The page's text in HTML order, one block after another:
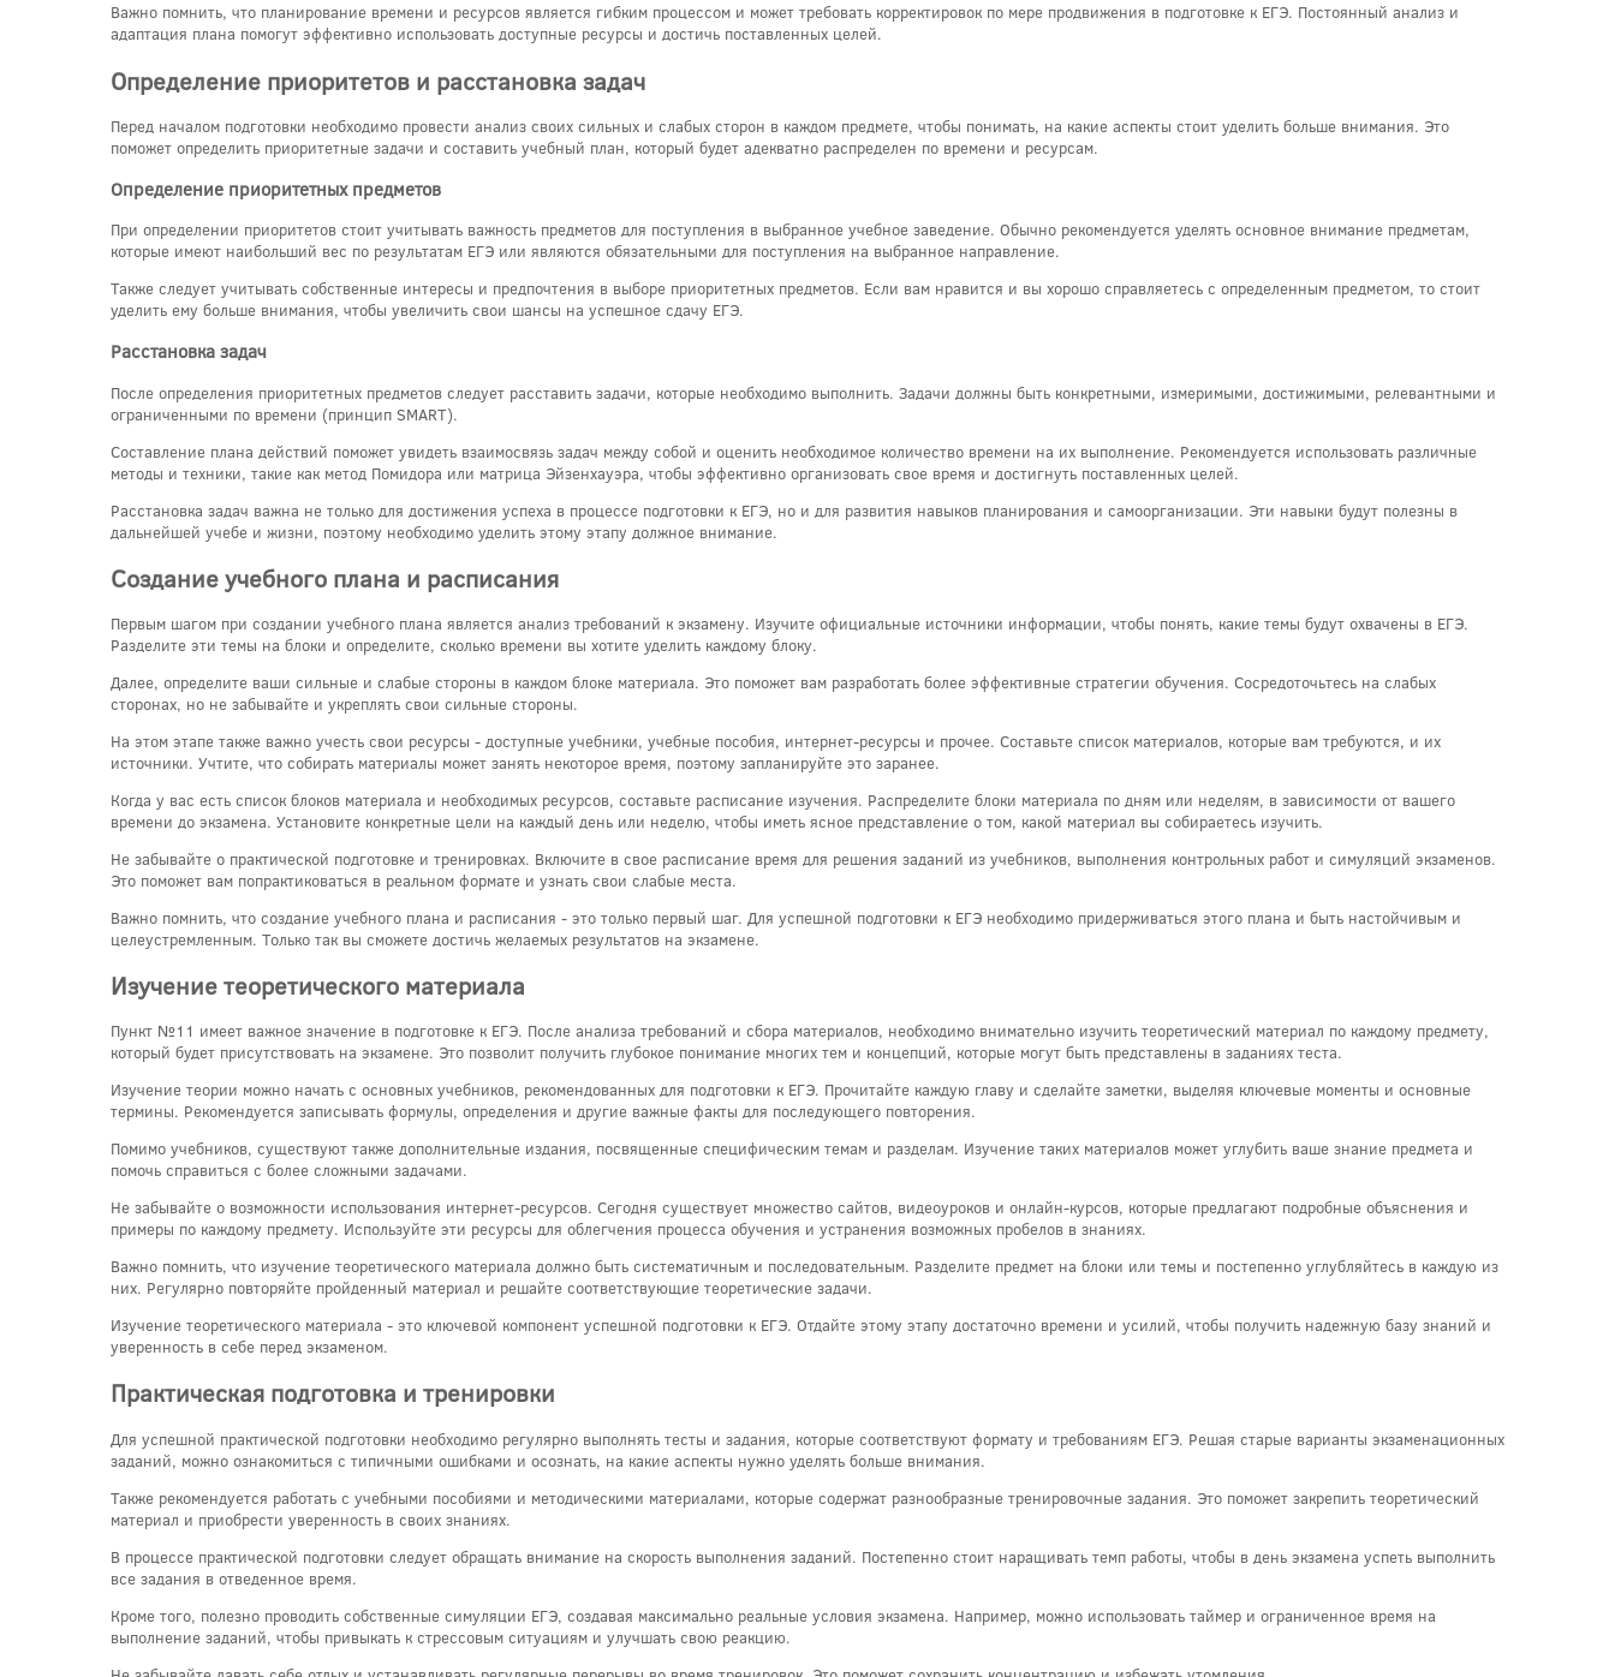
Важно помнить, что планирование времени и ресурсов является гибким процессом и может требовать корректировок по мере продвижения в подготовке к ЕГЭ. Постоянный анализ и
адаптация плана помогут эффективно использовать доступные ресурсы и достичь поставленных целей.
Определение приоритетов и расстановка задач
Перед началом подготовки необходимо провести анализ своих сильных и слабых сторон в каждом предмете, чтобы понимать, на какие аспекты стоит уделить больше внимания. Это
поможет определить приоритетные задачи и составить учебный план, который будет адекватно распределен по времени и ресурсам.
Определение приоритетных предметов
При определении приоритетов стоит учитывать важность предметов для поступления в выбранное учебное заведение. Обычно рекомендуется уделять основное внимание предметам,
которые имеют наибольший вес по результатам ЕГЭ или являются обязательными для поступления на выбранное направление.
Также следует учитывать собственные интересы и предпочтения в выборе приоритетных предметов. Если вам нравится и вы хорошо справляетесь с определенным предметом, то стоит
уделить ему больше внимания, чтобы увеличить свои шансы на успешное сдачу ЕГЭ.
Расстановка задач
После определения приоритетных предметов следует расставить задачи, которые необходимо выполнить. Задачи должны быть конкретными, измеримыми, достижимыми, релевантными и
ограниченными по времени (принцип SMART).
Составление плана действий поможет увидеть взаимосвязь задач между собой и оценить необходимое количество времени на их выполнение. Рекомендуется использовать различные
методы и техники, такие как метод Помидора или матрица Эйзенхауэра, чтобы эффективно организовать свое время и достигнуть поставленных целей.
Расстановка задач важна не только для достижения успеха в процессе подготовки к ЕГЭ, но и для развития навыков планирования и самоорганизации. Эти навыки будут полезны в
дальнейшей учебе и жизни, поэтому необходимо уделить этому этапу должное внимание.
Создание учебного плана и расписания
Первым шагом при создании учебного плана является анализ требований к экзамену. Изучите официальные источники информации, чтобы понять, какие темы будут охвачены в ЕГЭ.
Разделите эти темы на блоки и определите, сколько времени вы хотите уделить каждому блоку.
Далее, определите ваши сильные и слабые стороны в каждом блоке материала. Это поможет вам разработать более эффективные стратегии обучения. Сосредоточьтесь на слабых
сторонах, но не забывайте и укреплять свои сильные стороны.
На этом этапе также важно учесть свои ресурсы - доступные учебники, учебные пособия, интернет-ресурсы и прочее. Составьте список материалов, которые вам требуются, и их
источники. Учтите, что собирать материалы может занять некоторое время, поэтому запланируйте это заранее.
Когда у вас есть список блоков материала и необходимых ресурсов, составьте расписание изучения. Распределите блоки материала по дням или неделям, в зависимости от вашего
времени до экзамена. Установите конкретные цели на каждый день или неделю, чтобы иметь ясное представление о том, какой материал вы собираетесь изучить.
Не забывайте о практической подготовке и тренировках. Включите в свое расписание время для решения заданий из учебников, выполнения контрольных работ и симуляций экзаменов.
Это поможет вам попрактиковаться в реальном формате и узнать свои слабые места.
Важно помнить, что создание учебного плана и расписания - это только первый шаг. Для успешной подготовки к ЕГЭ необходимо придерживаться этого плана и быть настойчивым и
целеустремленным. Только так вы сможете достичь желаемых результатов на экзамене.
Изучение теоретического материала
Пункт №11 имеет важное значение в подготовке к ЕГЭ. После анализа требований и сбора материалов, необходимо внимательно изучить теоретический материал по каждому предмету,
который будет присутствовать на экзамене. Это позволит получить глубокое понимание многих тем и концепций, которые могут быть представлены в заданиях теста.
Изучение теории можно начать с основных учебников, рекомендованных для подготовки к ЕГЭ. Прочитайте каждую главу и сделайте заметки, выделяя ключевые моменты и основные
термины. Рекомендуется записывать формулы, определения и другие важные факты для последующего повторения.
Помимо учебников, существуют также дополнительные издания, посвященные специфическим темам и разделам. Изучение таких материалов может углубить ваше знание предмета и
помочь справиться с более сложными задачами.
Не забывайте о возможности использования интернет-ресурсов. Сегодня существует множество сайтов, видеоуроков и онлайн-курсов, которые предлагают подробные объяснения и
примеры по каждому предмету. Используйте эти ресурсы для облегчения процесса обучения и устранения возможных пробелов в знаниях.
Важно помнить, что изучение теоретического материала должно быть систематичным и последовательным. Разделите предмет на блоки или темы и постепенно углубляйтесь в каждую из
них. Регулярно повторяйте пройденный материал и решайте соответствующие теоретические задачи.
Изучение теоретического материала - это ключевой компонент успешной подготовки к ЕГЭ. Отдайте этому этапу достаточно времени и усилий, чтобы получить надежную базу знаний и
уверенность в себе перед экзаменом.
Практическая подготовка и тренировки
Для успешной практической подготовки необходимо регулярно выполнять тесты и задания, которые соответствуют формату и требованиям ЕГЭ. Решая старые варианты экзаменационных
заданий, можно ознакомиться с типичными ошибками и осознать, на какие аспекты нужно уделять больше внимания.
Также рекомендуется работать с учебными пособиями и методическими материалами, которые содержат разнообразные тренировочные задания. Это поможет закрепить теоретический
материал и приобрести уверенность в своих знаниях.
В процессе практической подготовки следует обращать внимание на скорость выполнения заданий. Постепенно стоит наращивать темп работы, чтобы в день экзамена успеть выполнить
все задания в отведенное время.
Кроме того, полезно проводить собственные симуляции ЕГЭ, создавая максимально реальные условия экзамена. Например, можно использовать таймер и ограниченное время на
выполнение заданий, чтобы привыкать к стрессовым ситуациям и улучшать свою реакцию.